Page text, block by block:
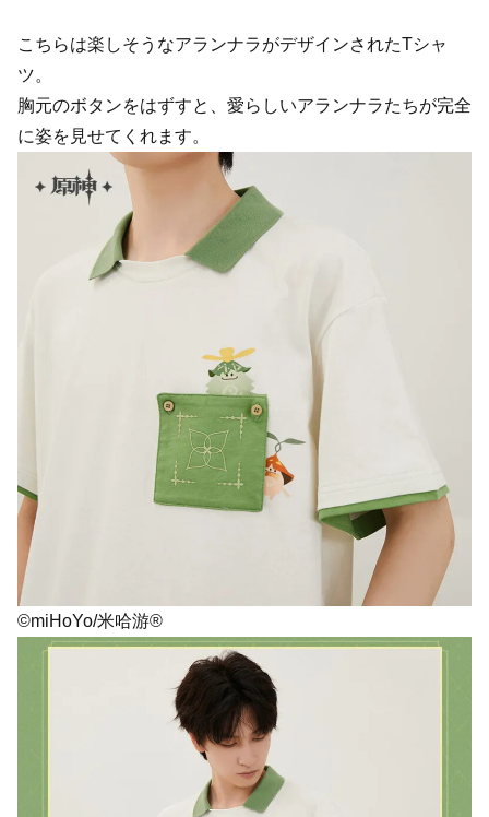
こちらは楽しそうなアランナラがデザインされたTシャ
ツ。
胸元のボタンをはずすと、愛らしいアランナラたちが完全
に姿を見せてくれます。
©miHoYo/米哈游®